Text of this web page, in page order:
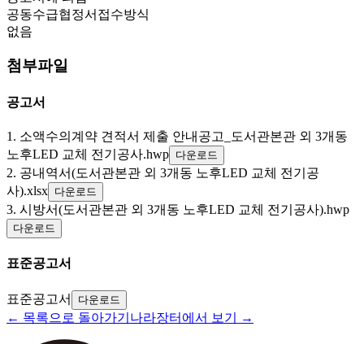
공동수급협정서접수방식
없음
첨부파일
공고서
1. 소액수의계약 견적서 제출 안내공고_도서관본관 외 3개동
노후LED 교체 전기공사.hwp 다운로드
2. 공내역서(도서관본관 외 3개동 노후LED 교체 전기공
사).xlsx 다운로드
3. 시방서(도서관본관 외 3개동 노후LED 교체 전기공사).hwp
다운로드
표준공고서
표준공고서 다운로드
← 목록으로 돌아가기 나라장터에서 보기 →